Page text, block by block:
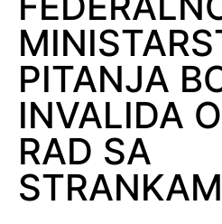
PITANJA
INVALIDA
RAD SA